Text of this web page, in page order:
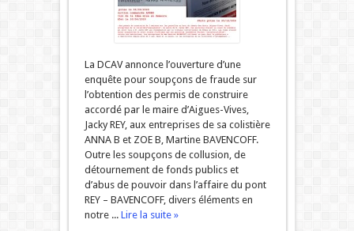
La DCAV annonce l’ouverture d’une
enquête pour soupçons de fraude sur
l’obtention des permis de construire
accordé par le maire d’Aigues-Vives,
Jacky REY, aux entreprises de sa colistière
ANNA B et ZOE B, Martine BAVENCOFF.
Outre les soupçons de collusion, de
détournement de fonds publics et
d’abus de pouvoir dans l’affaire du pont
REY – BAVENCOFF, divers éléments en
notre ... Lire la suite »